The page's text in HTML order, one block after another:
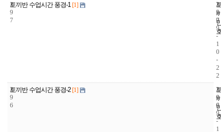
2
9
7
토끼반 수업시간 풍경-1 [1]
2
5
7
2
0
0
9
-
1
0
-
2
2
2
9
6
토끼반 수업시간 풍경-2 [1]
2
0
6
2
0
0
9
-
1